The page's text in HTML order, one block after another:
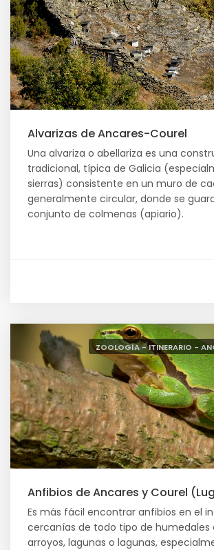
Alvarizas de Ancares-Courel
Una alvariza o abellariza es una
tradicional, típica de Galicia
sierras) consistente en un muro de
generalmente circular, donde se
conjunto de colmenas (apiario).
ZOOLOGÍA - ITINERARIO -
Anfibios de Ancares y Courel
Es más fácil encontrar anfibios en el
cercanías de todo tipo de humedales
arroyos, lagunas o lagunas,